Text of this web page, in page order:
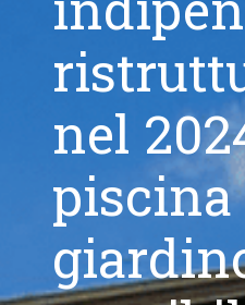
nel
piscina